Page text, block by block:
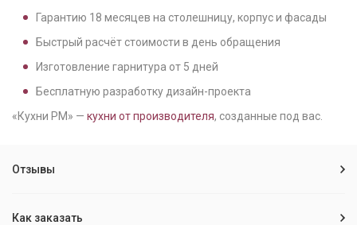
Гарантию 18 месяцев на столешницу, корпус и фасады
Быстрый расчёт стоимости в день обращения
Изготовление гарнитура от 5 дней
Бесплатную разработку дизайн-проекта
«Кухни РМ» — кухни от производителя, созданные под вас.
Отзывы
Как заказать